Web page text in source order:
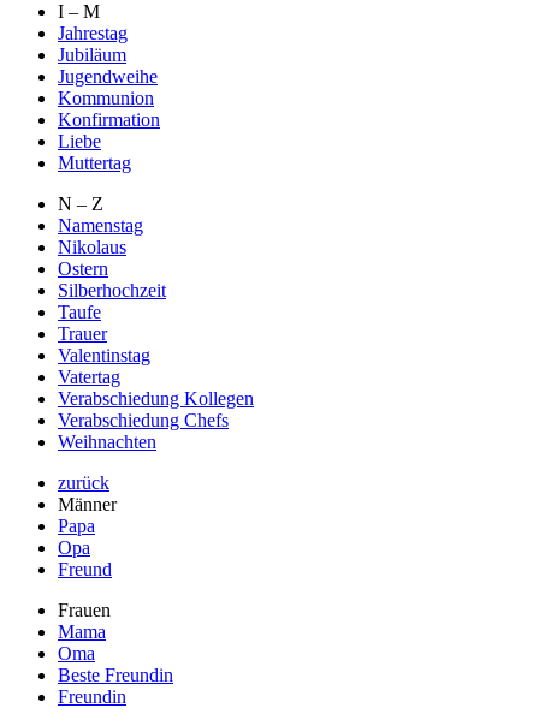
I – M
Jahrestag
Jubiläum
Jugendweihe
Kommunion
Konfirmation
Liebe
Muttertag
N – Z
Namenstag
Nikolaus
Ostern
Silberhochzeit
Taufe
Trauer
Valentinstag
Vatertag
Verabschiedung Kollegen
Verabschiedung Chefs
Weihnachten
zurück
Männer
Papa
Opa
Freund
Frauen
Mama
Oma
Beste Freundin
Freundin